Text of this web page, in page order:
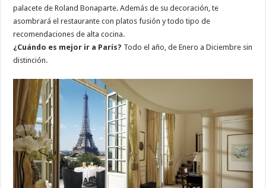
palacete de Roland Bonaparte. Además de su decoración, te
asombrará el restaurante con platos fusión y todo tipo de
recomendaciones de alta cocina.
¿Cuándo es mejor ir a París? Todo el año, de Enero a Diciembre sin
distinción.